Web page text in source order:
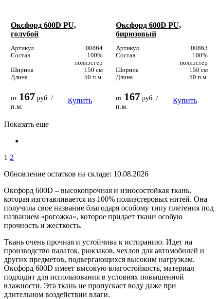
Оксфорд 600D PU,
голубой
Артикул
00864
Состав
100%
полиэстер
Ширина
150 см
Длина
50 п.м.
от 167 руб. /
п.м.
Купить
Оксфорд 600D PU,
бирюзовый
Артикул
00863
Состав
100%
полиэстер
Ширина
150 см
Длина
50 п.м.
от 167 руб. /
п.м.
Купить
Показать еще
1 2
Обновление остатков на складе: 10.08.2026
Оксфорд 600D – высокопрочная и износостойкая ткань,
которая изготавливается из 100% полиэстеровых нитей. Она
получила свое название благодаря особому типу плетения под
названием «рогожка», которое придает ткани особую
прочность и жесткость.
Ткань очень прочная и устойчива к истиранию. Идет на
производство палаток, рюкзаков, чехлов для автомобилей и
других предметов, подвергающихся высоким нагрузкам.
Оксфорд 600D имеет высокую влагостойкость, материал
подходит для использования в условиях повышенной
влажности. Эта ткань не пропускает воду даже при
длительном воздействии влаги.